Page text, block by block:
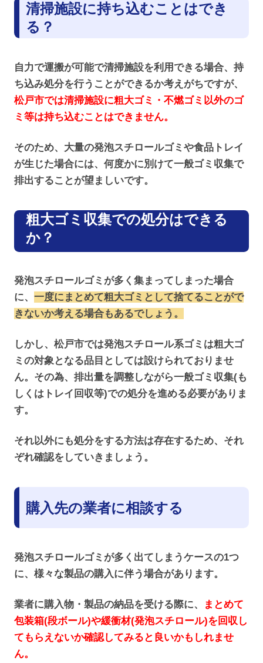
清掃施設に持ち込むことはでき
る？
自力で運搬が可能で清掃施設を利用できる場合、持
ち込み処分を行うことができるか考えがちですが、
松戸市では清掃施設に粗大ゴミ・不燃ゴミ以外のゴ
ミ等は持ち込むことはできません。
そのため、大量の発泡スチロールゴミや食品トレイ
が生じた場合には、何度かに別けて一般ゴミ収集で
排出することが望ましいです。
粗大ゴミ収集での処分はできる
か？
発泡スチロールゴミが多く集まってしまった場合
に、 一度にまとめて粗大ゴミとして捨てることがで
きないか考える場合もあるでしょう。
しかし、松戸市では発泡スチロール系ゴミは粗大ゴ
ミの対象となる品目としては設けられておりませ
ん。その為、排出量を調整しながら一般ゴミ収集(も
しくはトレイ回収等)での処分を進める必要がありま
す。
それ以外にも処分をする方法は存在するため、それ
ぞれ確認をしていきましょう。
購入先の業者に相談する
発泡スチロールゴミが多く出てしまうケースの1つ
に、様々な製品の購入に伴う場合があります。
業者に購入物・製品の納品を受ける際に、
まとめて
包装箱(段ボール)や緩衝材(発泡スチロール)を回収し
てもらえないか確認してみると良いかもしれませ
ん。